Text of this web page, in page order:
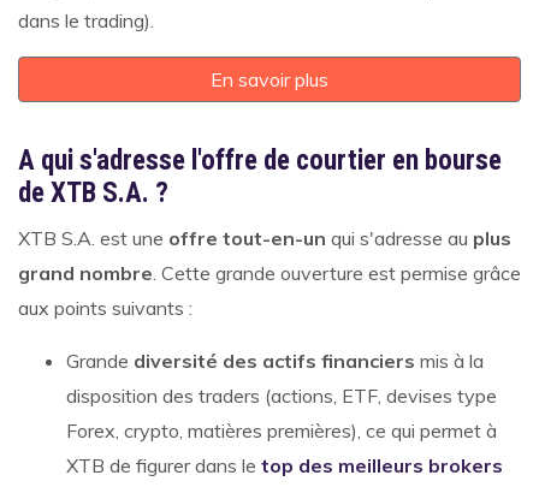
dans le trading).
En savoir plus
A qui s'adresse l'offre de courtier en bourse
de XTB S.A. ?
XTB S.A. est une offre tout-en-un qui s'adresse au plus
grand nombre. Cette grande ouverture est permise grâce
aux points suivants :
Grande diversité des actifs financiers mis à la
disposition des traders (actions, ETF, devises type
Forex, crypto, matières premières), ce qui permet à
XTB de figurer dans le top des meilleurs brokers